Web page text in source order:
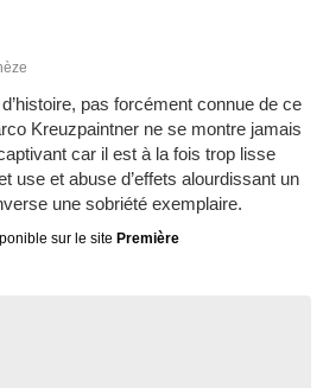
pas forcément connue de ce
Kreuzpaintner ne se montre jamais
car il est à la fois trop lisse
use et abuse d’effets alourdissant un
une sobriété exemplaire.
sur le site Première